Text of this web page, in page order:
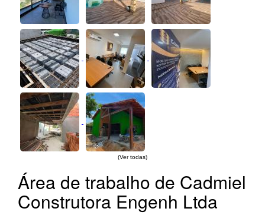
(Ver todas)
Área de trabalho de Cadmiel
Construtora Engenh Ltda